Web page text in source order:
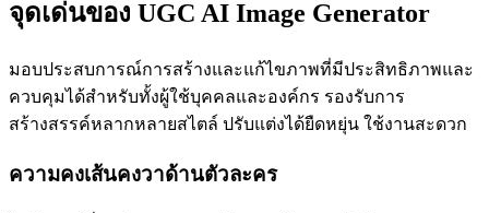
จุดเด่นของ UGC AI Image Generator
มอบประสบการณ์การสร้างและแก้ไขภาพที่มีประสิทธิภาพและ
ควบคุมได้สำหรับทั้งผู้ใช้บุคคลและองค์กร รองรับการ
สร้างสรรค์หลากหลายสไตล์ ปรับแต่งได้ยืดหยุ่น ใช้งานสะดวก
ความคงเส้นคงวาด้านตัวละคร